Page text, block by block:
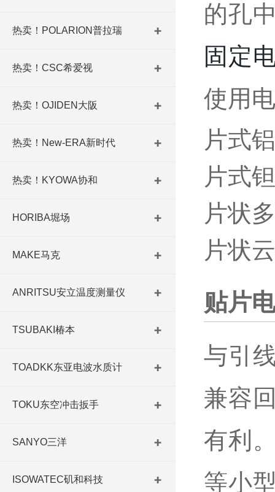
的孔
固定
使用
片式
片式
片状
片状
贴片
与引
兼容
有利
等小
热卖！POLARION普拉瑞
热卖！CSC希爱视
热卖！OJIDEN大阪
热卖！New-ERA新时代
热卖！KYOWA协和
HORIBA堀场
MAKE马克
ANRITSU安立温度测量仪
TSUBAKI椿本
TOADKK东亚电波水质计
TOKU东空冲击扳手
SANYO三洋
ISOWATEC矶和科技